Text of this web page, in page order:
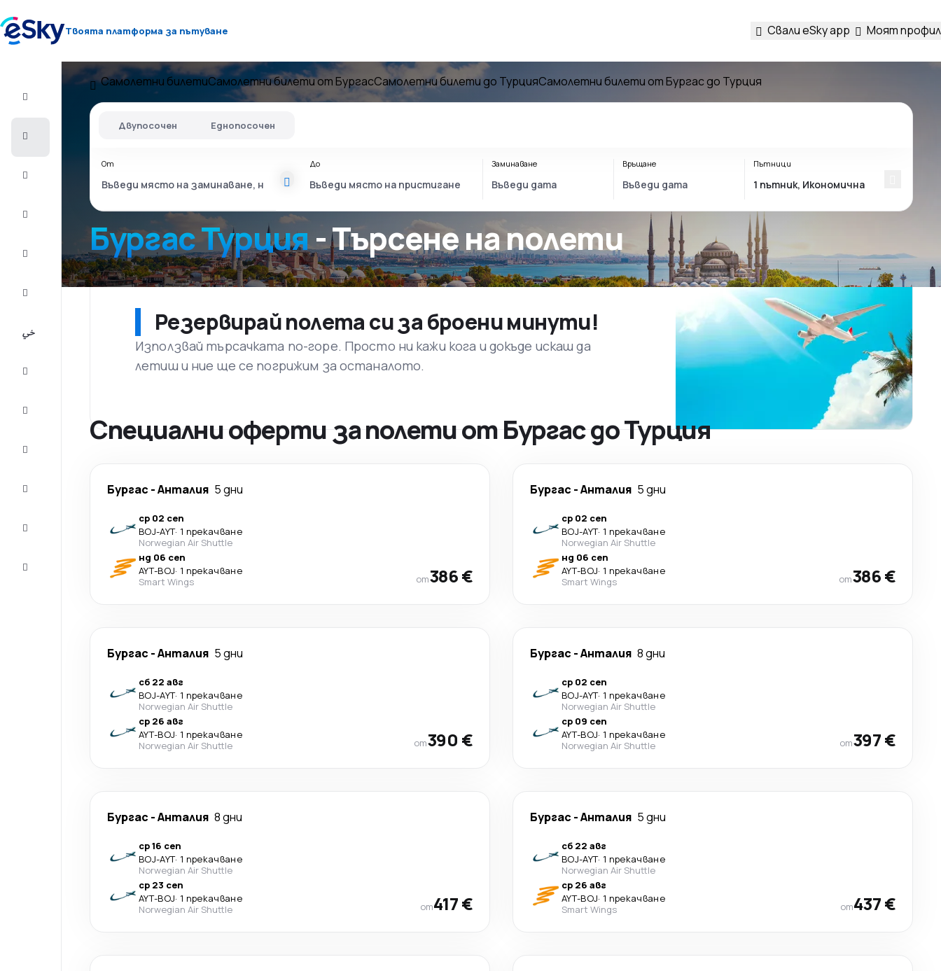
Твоята платформа за пътуване Свали eSky app Моят профил
2026/27
Самолетни билетиСамолетни билети от БургасСамолетни билети до ТурцияСамолетни билети от Бургас до Турция
Бургас Турция- Търсене на полети
Двупосочен Еднопосочен
От До Заминаване Връщане Пътници
Резервирай полета си за броени минути!
Използвай търсачката по-горе. Просто ни кажи кога и докъде искаш да
летиш и ние ще се погрижим за останалото.
Специални оферти за полети от Бургас до Турция
Бургас -Анталия 5 дни
ср 02 сеп
BOJ-AYT· 1 прекачване
Norwegian Air Shuttle
нд 06 сеп
AYT-BOJ· 1 прекачване
Smart Wings
от386 €
Бургас -Анталия 5 дни
ср 02 сеп
BOJ-AYT· 1 прекачване
Norwegian Air Shuttle
нд 06 сеп
AYT-BOJ· 1 прекачване
Smart Wings
от386 €
Бургас -Анталия 5 дни
сб 22 авг
BOJ-AYT· 1 прекачване
Norwegian Air Shuttle
ср 26 авг
AYT-BOJ· 1 прекачване
Norwegian Air Shuttle
от390 €
Бургас -Анталия 8 дни
ср 02 сеп
BOJ-AYT· 1 прекачване
Norwegian Air Shuttle
ср 09 сеп
AYT-BOJ· 1 прекачване
Norwegian Air Shuttle
от397 €
Бургас -Анталия 8 дни
ср 16 сеп
BOJ-AYT· 1 прекачване
Norwegian Air Shuttle
ср 23 сеп
AYT-BOJ· 1 прекачване
Norwegian Air Shuttle
от417 €
Бургас -Анталия 5 дни
сб 22 авг
BOJ-AYT· 1 прекачване
Norwegian Air Shuttle
ср 26 авг
AYT-BOJ· 1 прекачване
Smart Wings
от437 €